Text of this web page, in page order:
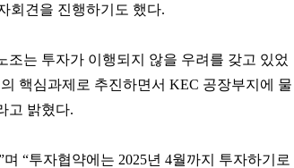
사]
시장
코오롱알앤에프빌라
[관련 기사]
일동제약
[관련 기사]
대한민국 축구 국가대표팀
회견을 진행하기도 했다.
조는 투자가 이행되지 않을 우려를 갖고 있었
핵심과제로 추진하면서 KEC 공장부지에 물
고 밝혔다.
“투자협약에는 2025년 4월까지 투자하기로